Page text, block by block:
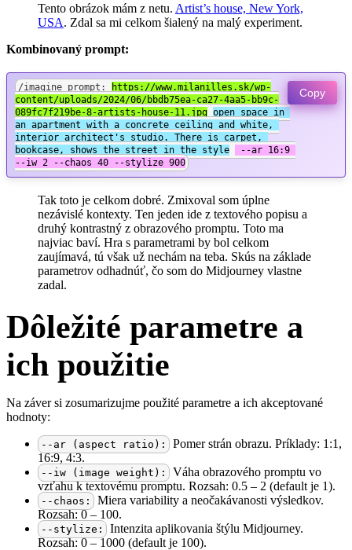
Tento obrázok mám z netu. Artist’s house, New York,
USA. Zdal sa mi celkom šialený na malý experiment.
Kombinovaný prompt:
/imagine prompt:
https://www.milanilles.sk/wp-
content/uploads/2024/06/bbdb75ea-ca27-4aa5-bb9c-
089fc7f219be-8-artists-house-11.jpg open space in
an apartment with a concrete ceiling and white,
interior architect's studio. There is carpet,
bookcase, shows the street in the style
--ar 16:9
--iw 2 --chaos 40 --stylize 900
Copy
Tak toto je celkom dobré. Zmixoval som úplne
nezávislé kontexty. Ten jeden ide z textového popisu a
druhý kontrastný z obrazového promptu. Toto ma
najviac baví. Hra s parametrami by bol celkom
zaujímavá, tú však už nechám na teba. Skús na základe
parametrov odhadnúť, čo som do Midjourney vlastne
zadal.
Dôležité parametre a
ich použitie
Na záver si zosumarizujme použité parametre a ich akceptované
hodnoty:
--ar (aspect ratio):
Pomer strán obrazu. Príklady: 1:1,
16:9, 4:3.
--iw (image weight):
Váha obrazového promptu vo
vzťahu k textovému promptu. Rozsah: 0.5 – 2 (default je 1).
--chaos:
Miera variability a neočakávanosti výsledkov.
Rozsah: 0 – 100.
--stylize:
Intenzita aplikovania štýlu Midjourney.
Rozsah: 0 – 1000 (default je 100).